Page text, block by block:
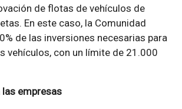
de flotas de vehículos de
En este caso, la Comunidad
de las inversiones necesarias para
vehículos, con un límite de 21.000
empresas